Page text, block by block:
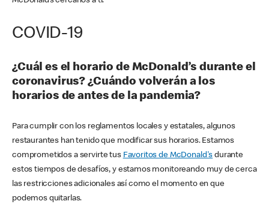
COVID-19
¿Cuál es el horario de McDonald’s durante el
coronavirus? ¿Cuándo volverán a los
horarios de antes de la pandemia?
Para cumplir con los reglamentos locales y estatales, algunos
restaurantes han tenido que modificar sus horarios. Estamos
comprometidos a servirte tus Favoritos de McDonald's durante
estos tiempos de desafíos, y estamos monitoreando muy de cerca
las restricciones adicionales así como el momento en que
podemos quitarlas.